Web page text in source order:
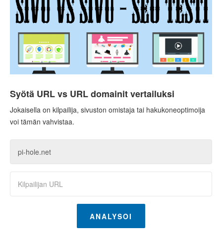
Syötä URL vs URL domainit vertailuksi
Jokaisella on kilpailija, sivuston omistaja tai hakukoneoptimoija
voi tämän vahvistaa.
ANALYSOI